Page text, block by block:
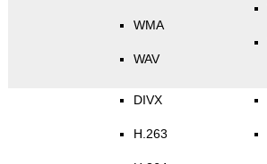
WMA
WAV
DIVX
H.263